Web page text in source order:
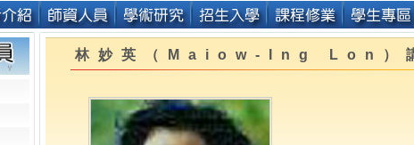
林妙英（Maiow-Ing Lon）